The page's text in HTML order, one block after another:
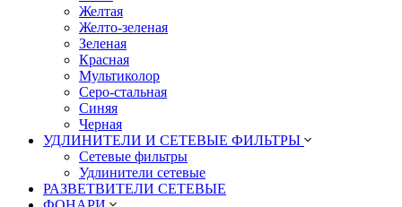
Желтая
Желто-зеленая
Зеленая
Красная
Мультиколор
Серо-стальная
Синяя
Черная
УДЛИНИТЕЛИ И СЕТЕВЫЕ ФИЛЬТРЫ
Сетевые фильтры
Удлинители сетевые
РАЗВЕТВИТЕЛИ СЕТЕВЫЕ